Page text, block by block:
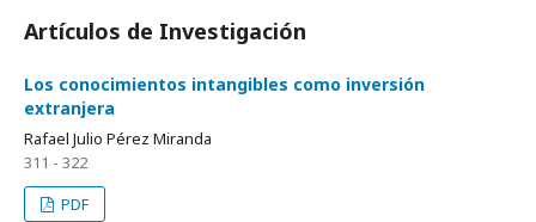
Artículos de Investigación
Los conocimientos intangibles como inversión
extranjera
Rafael Julio Pérez Miranda
311 - 322
PDF